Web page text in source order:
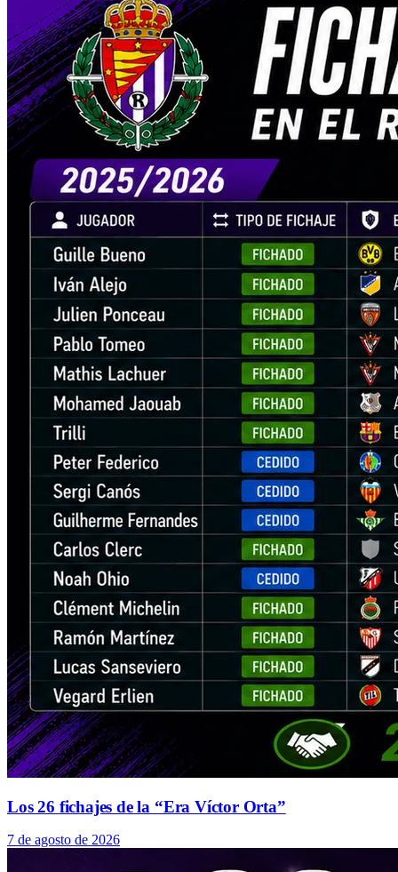
Los 26 fichajes de la “Era Víctor Orta”
7 de agosto de 2026